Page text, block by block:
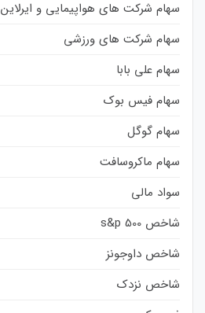
سهام شرکت های هواپیمایی و ایرلاین
سهام شرکت های ورزشی
سهام علی بابا
سهام فیس بوک
سهام گوگل
سهام ماکروسافت
سواد مالی
شاخص s&p 500
شاخص داوجونز
شاخص نزدک